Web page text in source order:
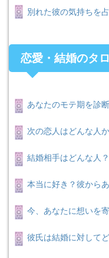
別れた彼の気持ちを
恋愛・結婚のタ
あなたのモテ期を診断
次の恋人はどんな人
結婚相手はどんな人？
本当に好き？彼から
今、あなたに想いを
彼氏は結婚に対して